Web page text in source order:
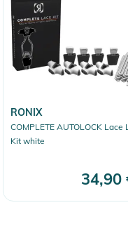
RONIX
COMPLETE AUTOLOCK Lace
Kit white
34,90